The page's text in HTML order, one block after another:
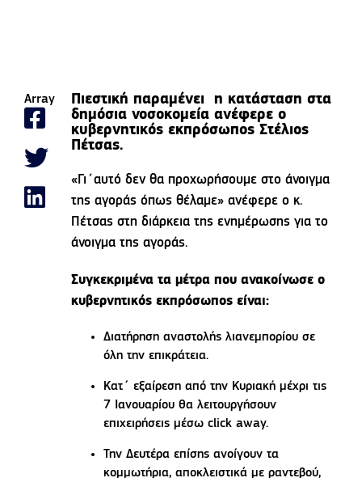
Array
Πιεστική παραμένει η κατάσταση στα
δημόσια νοσοκομεία ανέφερε ο
κυβερνητικός εκπρόσωπος Στέλιος
Πέτσας.
«Γι΄αυτό δεν θα προχωρήσουμε στο άνοιγμα
της αγοράς όπως θέλαμε» ανέφερε ο κ.
Πέτσας στη διάρκεια της ενημέρωσης για το
άνοιγμα της αγοράς.
Συγκεκριμένα τα μέτρα που ανακοίνωσε ο
κυβερνητικός εκπρόσωπος είναι:
Διατήρηση αναστολής λιανεμπορίου σε
όλη την επικράτεια.
Κατ΄ εξαίρεση από την Κυριακή μέχρι τις
7 Ιανουαρίου θα λειτουργήσουν
επιχειρήσεις μέσω click away.
Την Δευτέρα επίσης ανοίγουν τα
κομμωτήρια, αποκλειστικά με ραντεβού,